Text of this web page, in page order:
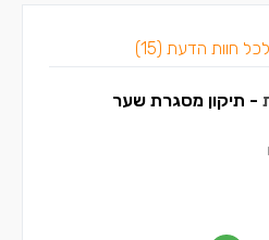
לכל חוות הדעת (15)
- תיקון מסגרת שער